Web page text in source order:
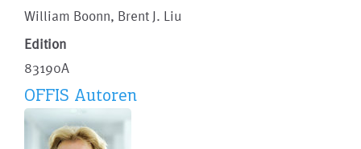
William Boonn, Brent J. Liu
Edition
83190A
OFFIS Autoren